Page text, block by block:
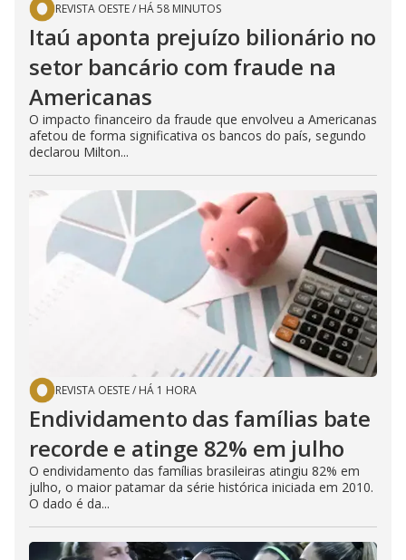
REVISTA OESTE/ HÁ 58 MINUTOS
Itaú aponta prejuízo bilionário no
setor bancário com fraude na
Americanas
O impacto financeiro da fraude que envolveu a Americanas
afetou de forma significativa os bancos do país, segundo
declarou Milton...
REVISTA OESTE/ HÁ 1 HORA
Endividamento das famílias bate
recorde e atinge 82% em julho
O endividamento das famílias brasileiras atingiu 82% em
julho, o maior patamar da série histórica iniciada em 2010.
O dado é da...